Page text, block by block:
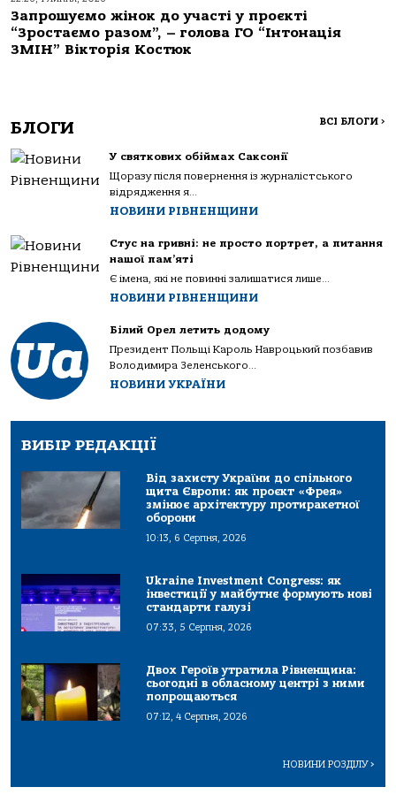
Запрошуємо жінок до участі у проєкті
“Зростаємо разом”, – голова ГО “Інтонація
ЗМІН” Вікторія Костюк
БЛОГИ ВСІ БЛОГИ >
У святкових обіймах Саксонії
Щоразу після повернення із журналістського
відрядження я...
НОВИНИ РІВНЕНЩИНИ
Стус на гривні: не просто портрет, а питання
нашої пам’яті
Є імена, які не повинні залишатися лише...
НОВИНИ РІВНЕНЩИНИ
Білий Орел летить додому
Президент Польщі Кароль Навроцький позбавив
Володимира Зеленського...
НОВИНИ УКРАЇНИ
ВИБІР РЕДАКЦІЇ
Від захисту України до спільного
щита Європи: як проєкт «Фрея»
змінює архітектуру протиракетної
оборони
10:13, 6 Серпня, 2026
Ukraine Investment Congress: як
інвестиції у майбутнє формують нові
стандарти галузі
07:33, 5 Серпня, 2026
Двох Героїв утратила Рівненщина:
сьогодні в обласному центрі з ними
попрощаються
07:12, 4 Серпня, 2026
НОВИНИ РОЗДІЛУ>